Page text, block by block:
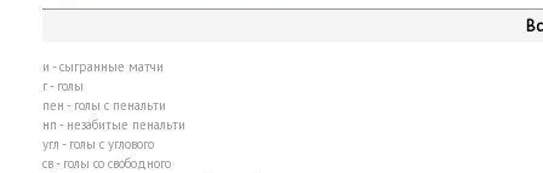
и - сыгранные матчи
г - голы
пен - голы с пенальти
нп - незабитые пенальти
угл - голы с углового
св - голы со свободного